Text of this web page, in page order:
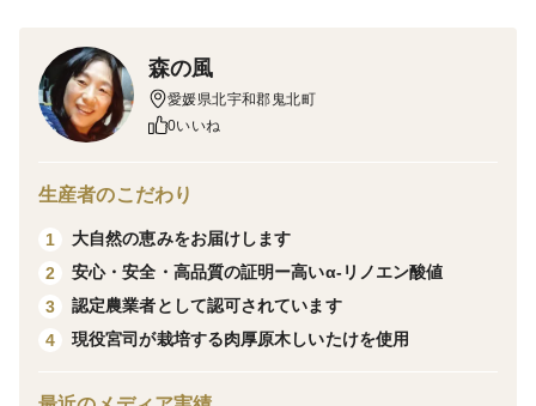
・スライスしいたけ
汁物にそのまま使えます。
水でもどして、佃煮にしてもおいしいです。
・粉末
伊予神楽を伝承する現役宮司が自然への感謝を込めて栽
森の風
愛媛県北宇和郡鬼北町
0いいね
生産者のこだわり
1
大自然の恵みをお届けします
2
安心・安全・高品質の証明ー高いα‐リノエン酸値
3
認定農業者として認可されています
4
現役宮司が栽培する肉厚原木しいたけを使用